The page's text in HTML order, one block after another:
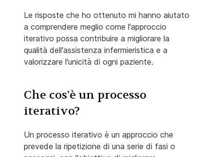
Le risposte che ho ottenuto mi hanno aiutato
a comprendere meglio come l'approccio
iterativo possa contribuire a migliorare la
qualità dell'assistenza infermieristica e a
valorizzare l'unicità di ogni paziente.
Che cos'è un processo
iterativo?
Un processo iterativo è un approccio che
prevede la ripetizione di una serie di fasi o